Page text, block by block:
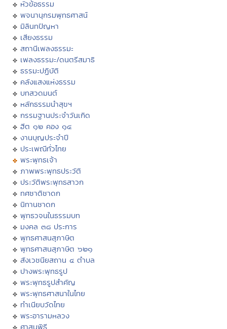
หัวข้อธรรม
พจนานุกรมพุทธศาสน์
มิลินทปัญหา
เสียงธรรม
สถานีเพลงธรรมะ
เพลงธรรมะ/ดนตรีสมาธิ
ธรรมะปฏิบัติ
คลังแสงแห่งธรรม
บทสวดมนต์
หลักธรรมนำสุขฯ
กรรมฐานประจำวันเกิด
ฮีต ๑๒ คอง ๑๔
งานบุญประจำปี
ประเพณีทั่วไทย
พระพุทธเจ้า
ภาพพระพุทธประวัติ
ประวัติพระพุทธสาวก
ทศชาติชาดก
นิทานชาดก
พุทธวจนในธรรมบท
มงคล ๓๘ ประการ
พุทธศาสนสุภาษิต
พุทธศาสนสุภาษิต ๖๒๑
สังเวชนียสถาน ๔ ตำบล
ปางพระพุทธรูป
พระพุทธรูปสำคัญ
พระพุทธศาสนาในไทย
ทำเนียบวัดไทย
พระอารามหลวง
ศาสนพิธี